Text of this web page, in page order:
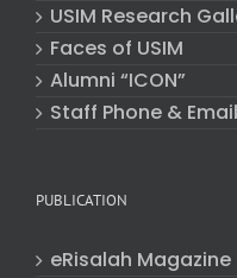
USIM Research
Faces of USIM
Alumni “ICON”
Staff Phone &
PUBLICATION
eRisalah Magazine